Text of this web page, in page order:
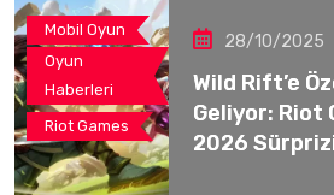
Mobil Oyun
Oyun
Haberleri
Riot Games
28/10/2025
Wild Rift’e
Geliyor: Riot
2026